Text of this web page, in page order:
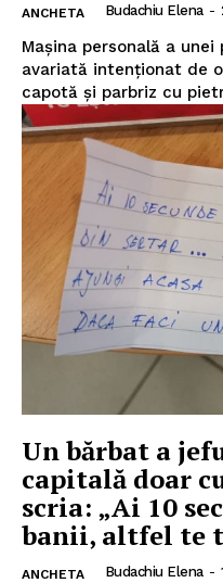
ANCHETA Budachiu Elena -
Mașina personală a
avariată intenționat de
capotă și parbriz cu
Un bărbat a
capitală doar
scria: „Ai 10
banii, altfel te
ANCHETA Budachiu Elena -